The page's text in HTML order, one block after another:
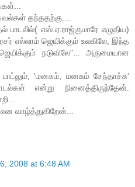
தந்ததற்கு....
பாடலில்( எஸ்.ஏ.ராஜ்குமாரே எழுதிய)
எல்லாம் ஜெயிக்கும் உலகிலே, இந்த
நடுவிலே"... அருமையான
'மனசும், மனசும் சேந்தாச்சு'
என்று நினைத்திருந்தேன்.
வாழ்த்துகிறேன்...
2008 at 6:48 AM